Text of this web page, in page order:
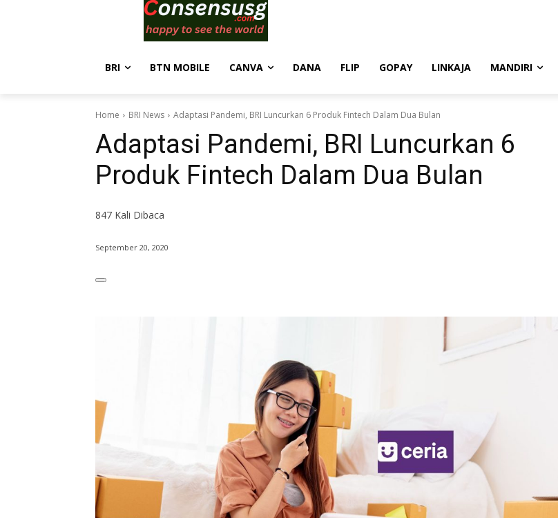
BRI BTN MOBILE CANVA DANA FLIP GOPAY LINKAJA MANDIRI
Home BRI News Adaptasi Pandemi, BRI Luncurkan 6 Produk Fintech Dalam Dua Bulan
Adaptasi Pandemi, BRI Luncurkan 6
Produk Fintech Dalam Dua Bulan
847 Kali Dibaca
September 20, 2020